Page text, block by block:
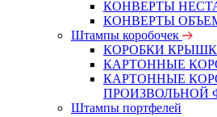
КОНВЕРТЫ
КОНВЕРТЫ
Штампы коробочек
КОРОБКИ
КАРТОННЫЕ
КАРТОННЫЕ
ПРОИЗВОЛЬНОЙ
Штампы портфелей